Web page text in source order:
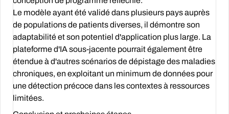
Le modèle ayant été validé dans plusieurs pays auprès
de populations de patients diverses, il démontre son
adaptabilité et son potentiel d'application plus large. La
plateforme d'IA sous-jacente pourrait également être
étendue à d'autres scénarios de dépistage des maladies
chroniques, en exploitant un minimum de données pour
une détection précoce dans les contextes à ressources
limitées.